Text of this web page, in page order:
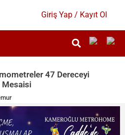
Giriş Yap / Kayıt Ol
47 Dereceyi